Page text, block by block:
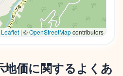
Leaflet | ©OpenStreetMapcontributors
地価に関するよくあ